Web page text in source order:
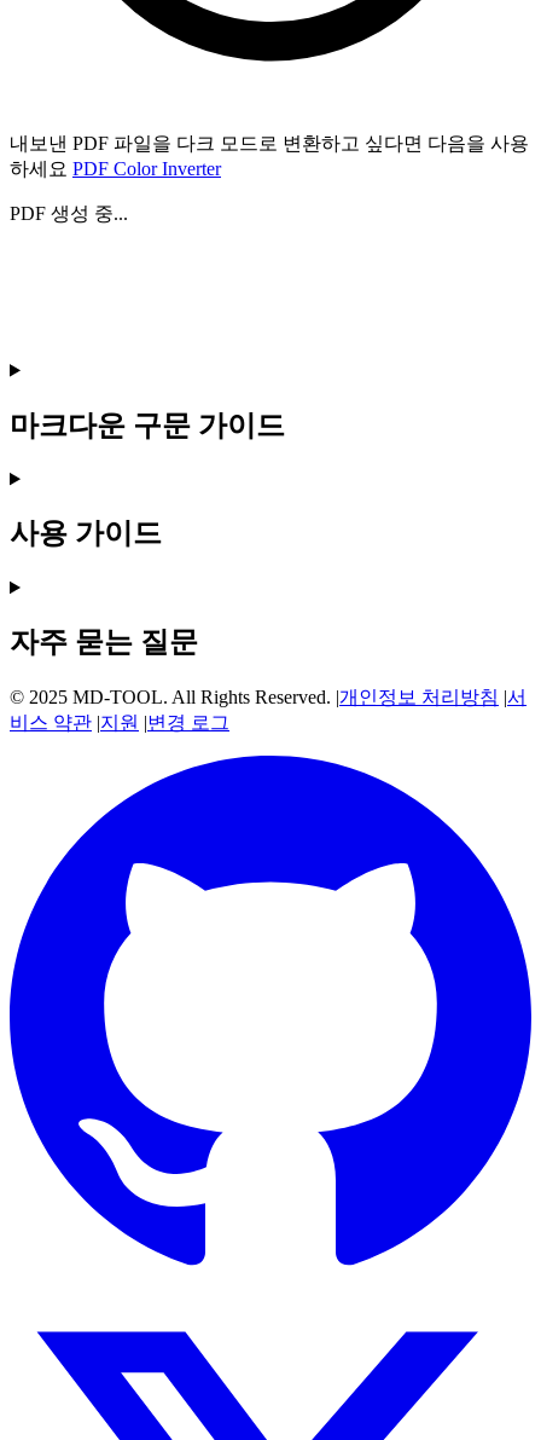
내보낸 PDF 파일을 다크 모드로 변환하고 싶다면 다음을 사용
하세요 PDF Color Inverter
PDF 생성 중...
마크다운 구문 가이드
사용 가이드
자주 묻는 질문
© 2025 MD-TOOL. All Rights Reserved. |개인정보 처리방침 |서
비스 약관 |지원 |변경 로그